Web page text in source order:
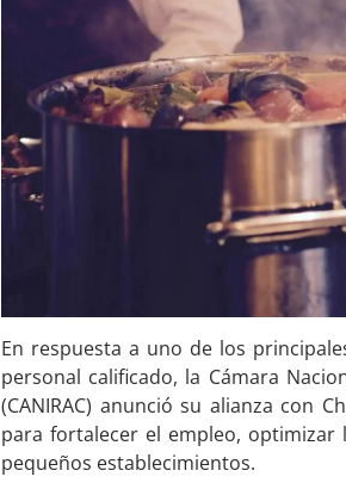
En respuesta a uno de los
personal calificado, la Cámara
(CANIRAC) anunció su alianza con
para fortalecer el empleo,
pequeños establecimientos.